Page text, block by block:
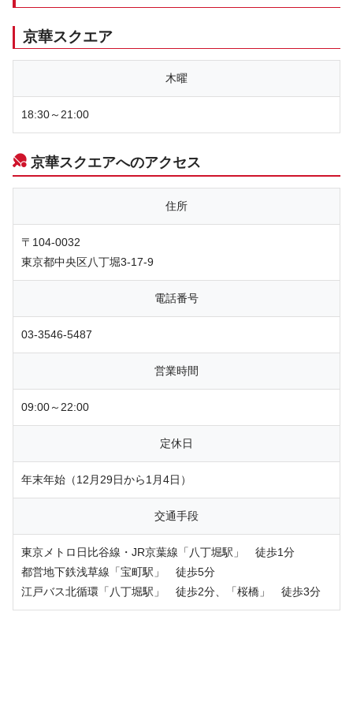
京華スクエア
木曜
18:30～21:00
京華スクエアへのアクセス
住所
〒104-0032
東京都中央区八丁堀3-17-9
電話番号
03-3546-5487
営業時間
09:00～22:00
定休日
年末年始（12月29日から1月4日）
交通手段
東京メトロ日比谷線・JR京葉線「八丁堀駅」 徒歩1分
都営地下鉄浅草線「宝町駅」 徒歩5分
江戸バス北循環「八丁堀駅」 徒歩2分、「桜橋」 徒歩3分